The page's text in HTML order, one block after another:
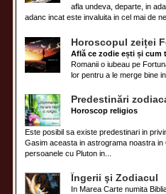
afla undeva, departe, in
adanc incat este invaluita in cel mai de
Horoscopul zeiței
Află ce zodie ești și cum
Romanii o iubeau pe
lor pentru a le merge bine
Predestinări
Horoscop religios
Este posibil sa existe predestinari in
Gasim aceasta in astrograma noastra
persoanele cu Pluton in...
Îngerii şi Zodiacul
In Marea Carte numita